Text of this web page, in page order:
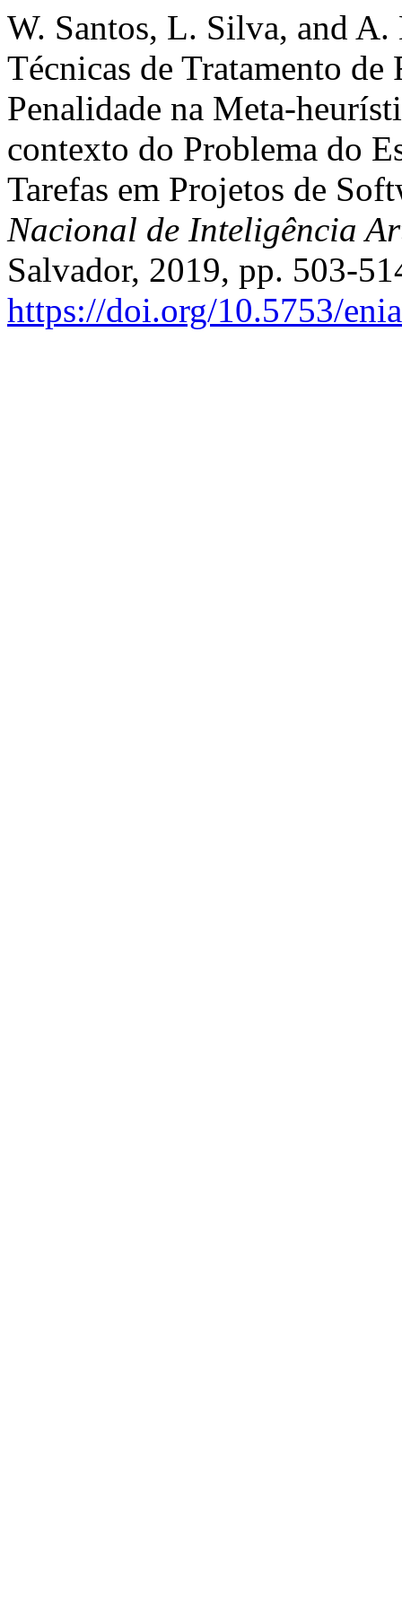
W. Santos, L. Silva, and
Técnicas de Tratamento de
Penalidade na Meta-
contexto do Problema do
Tarefas em Projetos de
Nacional de Inteligência
Salvador, 2019, pp. 503-
https://doi.org/10.5753/